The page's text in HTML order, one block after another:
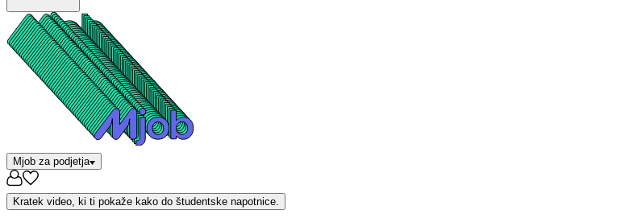
Mjob za podjetja
Kratek video, ki ti pokaže kako do študentske napotnice.